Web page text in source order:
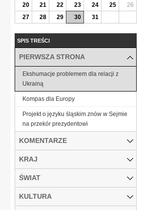
20
21 22 23 24 25
26
27
28 29 30 31
SPIS TREŚCI
PIERWSZA STRONA
Ekshumacje problemem dla relacji z
Ukrainą
Kompas dla Europy
Projekt o języku śląskim znów w Sejmie
na przekór prezydentowi
KOMENTARZE
KRAJ
ŚWIAT
KULTURA